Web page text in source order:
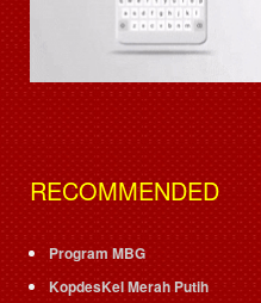
RECOMMENDED
Program MBG
KopdesKel Merah Putih